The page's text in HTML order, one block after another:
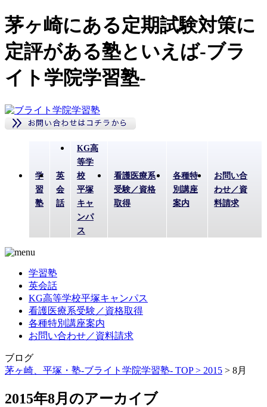
茅ヶ崎にある定期試験対策に
定評がある塾といえば-ブラ
イト学院学習塾-
学
習
塾
英
会
話
KG高
等学
校
平塚
キャ
ンパ
ス
看護医療系
受験／資格
取得
各種特
別講座
案内
お問い合
わせ／資
料請求
学習塾
英会話
KG高等学校平塚キャンパス
看護医療系受験／資格取得
各種特別講座案内
お問い合わせ／資料請求
ブログ
茅ヶ崎、平塚・塾-ブライト学院学習塾- TOP > 2015 > 8月
2015年8月のアーカイブ